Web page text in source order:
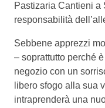
Pastizaria Cantieni a
responsabilità
Sebbene apprezzi
– soprattutto perché
negozio con un
libero sfogo alla sua
intraprenderà una